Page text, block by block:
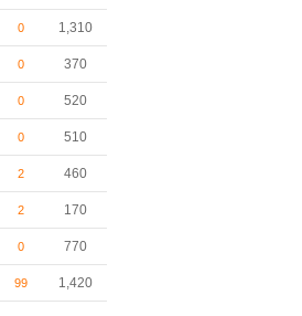
0 1,310
0 370
0 520
0 510
2 460
2 170
0 770
99 1,420